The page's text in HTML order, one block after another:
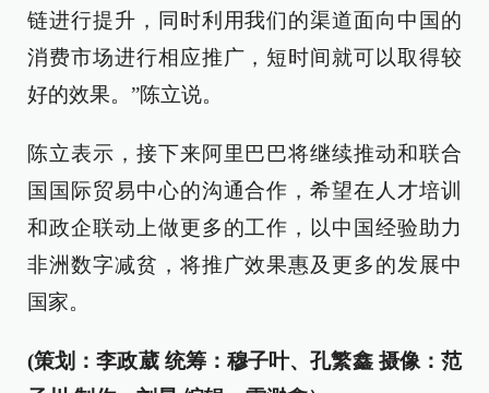
链进行提升，同时利用我们的渠道面向中国的
消费市场进行相应推广，短时间就可以取得较
好的效果。”陈立说。
陈立表示，接下来阿里巴巴将继续推动和联合
国国际贸易中心的沟通合作，希望在人才培训
和政企联动上做更多的工作，以中国经验助力
非洲数字减贫，将推广效果惠及更多的发展中
国家。
(策划：李政葳 统筹：穆子叶、孔繁鑫 摄像：范